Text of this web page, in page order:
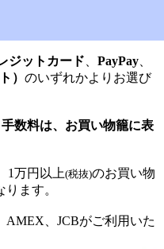
ジットカード PayPay、
） のいずれかよりお選び
数料は、お買い物籠に表
1万円以上(税抜)のお買い物
ます。
AMEX、JCBがご利用いた